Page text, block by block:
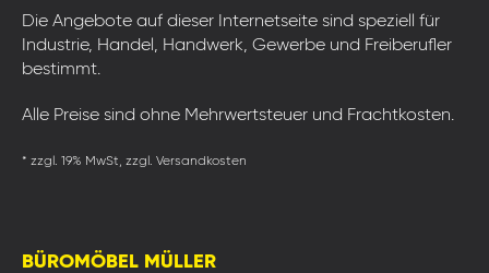
Die Angebote auf dieser Internetseite sind speziell für
Industrie, Handel, Handwerk, Gewerbe und Freiberufler
bestimmt.
Alle Preise sind ohne Mehrwertsteuer und Frachtkosten.
* zzgl. 19% MwSt, zzgl. Versandkosten
BÜROMÖBEL MÜLLER